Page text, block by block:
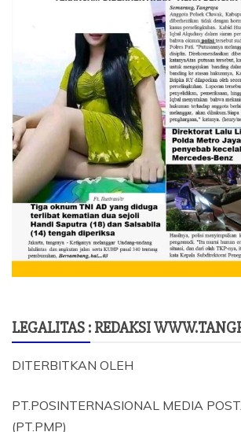
LEGALITAS : REDAKSI
DITERBITKAN OLEH
PT.POSINTERNASIONAL MEDIA
(PT.PMP)